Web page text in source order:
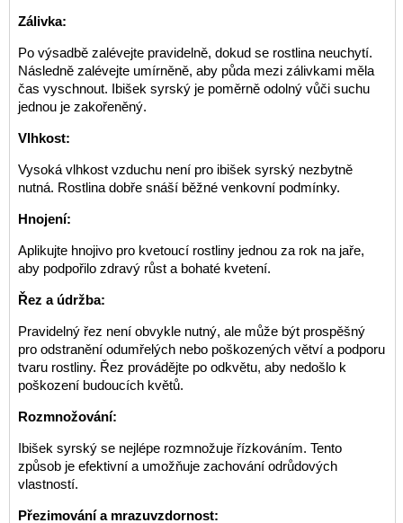
Zálivka:
Po výsadbě zalévejte pravidelně, dokud se rostlina neuchytí.
Následně zalévejte umírněně, aby půda mezi zálivkami měla
čas vyschnout. Ibišek syrský je poměrně odolný vůči suchu
jednou je zakořeněný.
Vlhkost:
Vysoká vlhkost vzduchu není pro ibišek syrský nezbytně
nutná. Rostlina dobře snáší běžné venkovní podmínky.
Hnojení:
Aplikujte hnojivo pro kvetoucí rostliny jednou za rok na jaře,
aby podpořilo zdravý růst a bohaté kvetení.
Řez a údržba:
Pravidelný řez není obvykle nutný, ale může být prospěšný
pro odstranění odumřelých nebo poškozených větví a podporu
tvaru rostliny. Řez provádějte po odkvětu, aby nedošlo k
poškození budoucích květů.
Rozmnožování:
Ibišek syrský se nejlépe rozmnožuje řízkováním. Tento
způsob je efektivní a umožňuje zachování odrůdových
vlastností.
Přezimování a mrazuvzdornost: